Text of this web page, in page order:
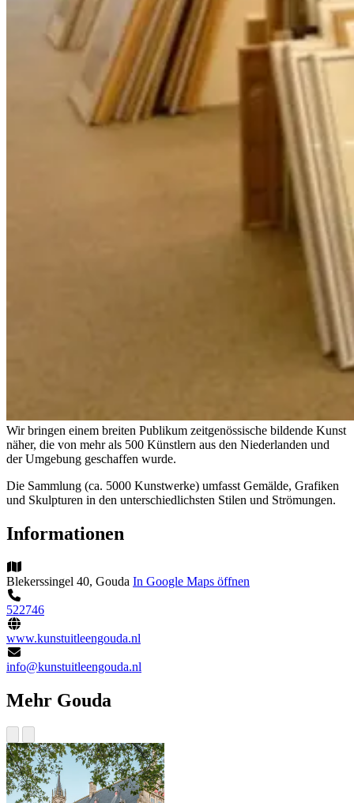
Wir bringen einem breiten Publikum zeitgenössische bildende Kunst
näher, die von mehr als 500 Künstlern aus den Niederlanden und
der Umgebung geschaffen wurde.
Die Sammlung (ca. 5000 Kunstwerke) umfasst Gemälde, Grafiken
und Skulpturen in den unterschiedlichsten Stilen und Strömungen.
Informationen
Blekerssingel 40, Gouda In Google Maps öffnen
522746
www.kunstuitleengouda.nl
info@kunstuitleengouda.nl
Mehr Gouda